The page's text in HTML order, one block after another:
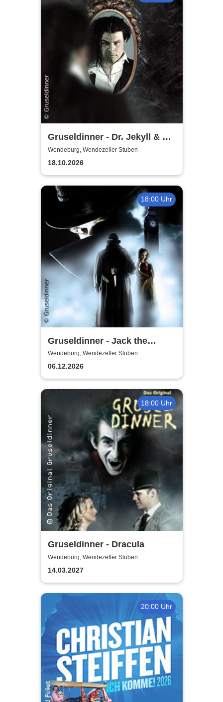
Gruseldinner - Dr. Jekyll & Mr.
Hyde
Wendeburg, Wendezeller Stuben
18.10.2026
18:00 Uhr
Gruseldinner - Jack the
Ripper
Wendeburg, Wendezeller Stuben
06.12.2026
18:00 Uhr
Gruseldinner - Dracula
Wendeburg, Wendezeller Stuben
14.03.2027
20:00 Uhr